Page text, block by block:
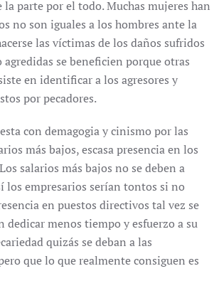
parte por el todo. Muchas mujeres han
no son iguales a los hombres ante la
las víctimas de los daños sufridos
se beneficien porque otras
en identificar a los agresores y
por pecadores.
con demagogia y cinismo por las
más bajos, escasa presencia en los
salarios más bajos no se deben a
empresarios serían tontos si no
en puestos directivos tal vez se
dedicar menos tiempo y esfuerzo a su
quizás se deban a las
que lo que realmente consiguen es